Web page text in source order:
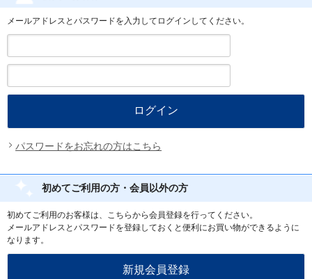
メールアドレスとパスワードを入力してログインしてください。
パスワードをお忘れの方はこちら
初めてご利用の方・会員以外の方
初めてご利用のお客様は、こちらから会員登録を行ってください。
メールアドレスとパスワードを登録しておくと便利にお買い物ができるように
なります。